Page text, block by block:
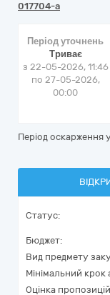
017704-a
Період уточнень
Триває
з 22-05-2026, 11:46
по 27-05-2026,
00:00
Період оскарження
Статус:
Бюджет:
Вид предмету
Мінімальний крок
Оцінка